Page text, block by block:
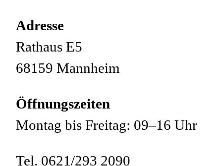
Adresse
Rathaus E5
68159 Mannheim
Öffnungszeiten
Montag bis Freitag: 09–16 Uhr
Tel. 0621/293 2090